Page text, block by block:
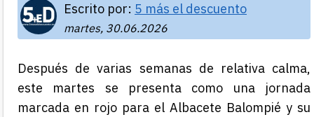
Escrito por: 5 más el descuento
martes, 30.06.2026
Después de varias semanas de relativa calma,
este martes se presenta como una jornada
marcada en rojo para el Albacete Balompié y su